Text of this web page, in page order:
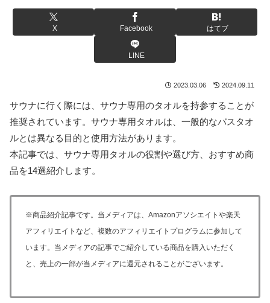
X Facebook はてブ
LINE
2023.03.06 2024.09.11
サウナに行く際には、サウナ専用のタオルを持参することが
推奨されています。サウナ専用タオルは、一般的なバスタオ
ルとは異なる目的と使用方法があります。
本記事では、サウナ専用タオルの役割や選び方、おすすめ商
品を14選紹介します。
※商品紹介記事です。当メディアは、Amazonアソシエイトや楽天
アフィリエイトなど、複数のアフィリエイトプログラムに参加して
います。当メディアの記事でご紹介している商品を購入いただく
と、売上の一部が当メディアに還元されることがございます。